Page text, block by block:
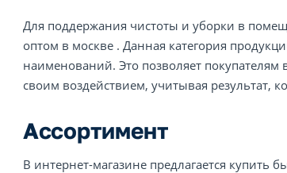
Для поддержания чистоты и уборки в
оптом в москве . Данная категория
наименований. Это позволяет
своим воздействием, учитывая результат,
Ассортимент
В интернет-магазине предлагается